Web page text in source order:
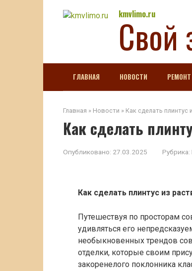
kmvlimo.ru
Свой
ГЛАВНАЯ НОВОСТИ РЕМОНТ
Главная » Новости » Как сделать плинтус
Как сделать
Опубликовано: 27.03.2025 Рубрика:
Как сделать плинтус из
Путешествуя по просторам
удивляться его
необыкновенных трендов
отделки, которые своим
закоренелого поклонника